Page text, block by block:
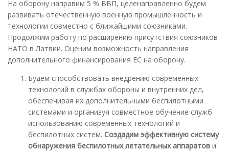
На оборону направим 5 % ВВП, целенаправленно будем
развивать отечественную военную промышленность и
технологии совместно с ближайшими союзниками.
Продолжим работу по расширению присутствия союзников
НАТО в Латвии. Оценим возможность направления
дополнительного финансирования ЕС на оборону.
Будем способствовать внедрению современных
технологий в службах обороны и внутренних дел,
обеспечивая их дополнительными беспилотными
системами и организуя совместное обучение служб
использованию современных технологий и
беспилотных систем. Создадим эффективную систему
обнаружения беспилотных летательных аппаратов и